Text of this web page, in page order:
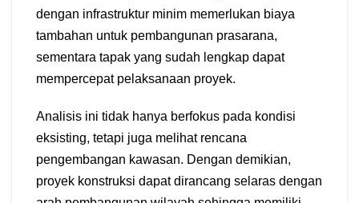
dengan infrastruktur minim memerlukan biaya
tambahan untuk pembangunan prasarana,
sementara tapak yang sudah lengkap dapat
mempercepat pelaksanaan proyek.
Analisis ini tidak hanya berfokus pada kondisi
eksisting, tetapi juga melihat rencana
pengembangan kawasan. Dengan demikian,
proyek konstruksi dapat dirancang selaras dengan